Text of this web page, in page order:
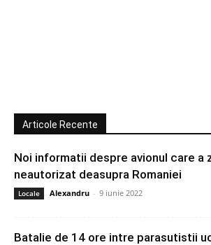
Articole Recente
Noi informatii despre avionul care a
neautorizat deasupra Romaniei
Locale Alexandru - 9 iunie 2022
Batalie de 14 ore intre parasutistii